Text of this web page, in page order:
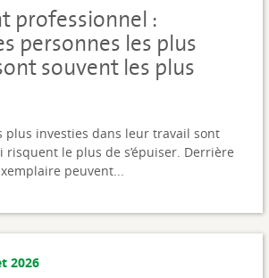
professionnel :
personnes les plus
souvent les plus
plus investies dans leur travail sont
risquent le plus de s’épuiser. Derrière
peuvent...
2026